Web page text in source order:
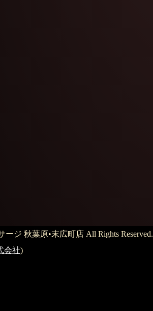
ジ 秋葉原•末広町店 All Rights Reserved.
会社)